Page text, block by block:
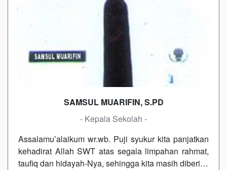
SAMSUL MUARIFIN, S.PD
- Kepala Sekolah -
Assalamu’alaikum wr.wb. Puji syukur kita panjatkan
kehadirat Allah SWT atas segala limpahan rahmat,
taufiq dan hidayah-Nya, sehingga kita masih diberi…